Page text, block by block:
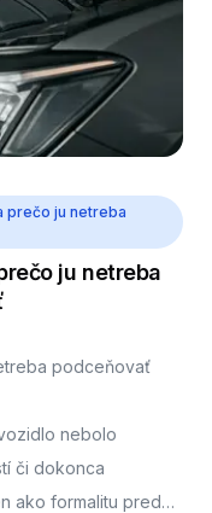
prečo ju netreba
ju netreba
podceňovať
nebolo
či dokonca
ako formalitu pred